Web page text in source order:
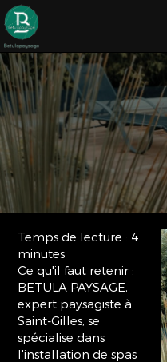
Temps de lecture : 4
minutes
Ce qu'il faut retenir :
BETULA PAYSAGE,
expert paysagiste à
Saint-Gilles, se
spécialise dans
l'installation de spas